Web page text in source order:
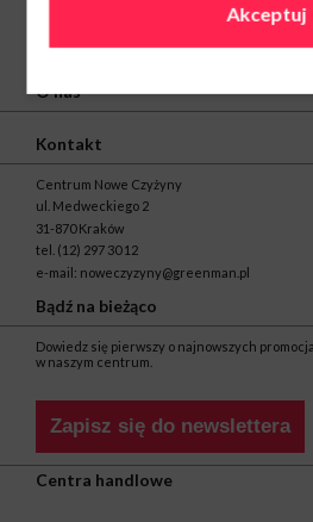
O nas
Kontakt
Centrum Nowe Czyżyny
ul. Medweckiego 2
31-870 Kraków
tel. (12) 297 30 12
e-mail: noweczyzyny@greenman.pl
Bądź na bieżąco
Dowiedz się pierwszy o najnowszych
w naszym centrum.
Zapisz się do newslettera
Centra handlowe
Akceptuj